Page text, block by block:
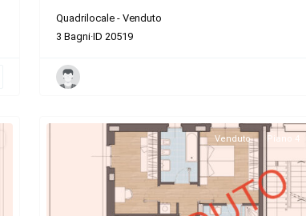
Quadrilocale - Venduto
3 Bagni·ID 20519
Venduto Piano 4